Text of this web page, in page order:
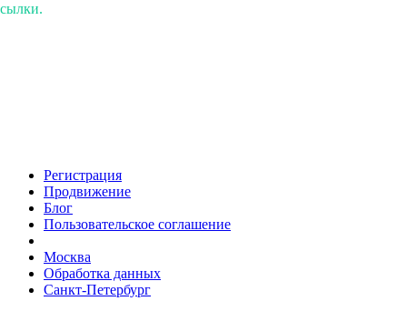
Регистрация
Продвижение
Блог
Пользовательское соглашение
Москва
Обработка данных
Санкт-Петербург